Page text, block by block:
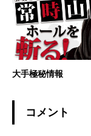
大手極秘情報
コメント